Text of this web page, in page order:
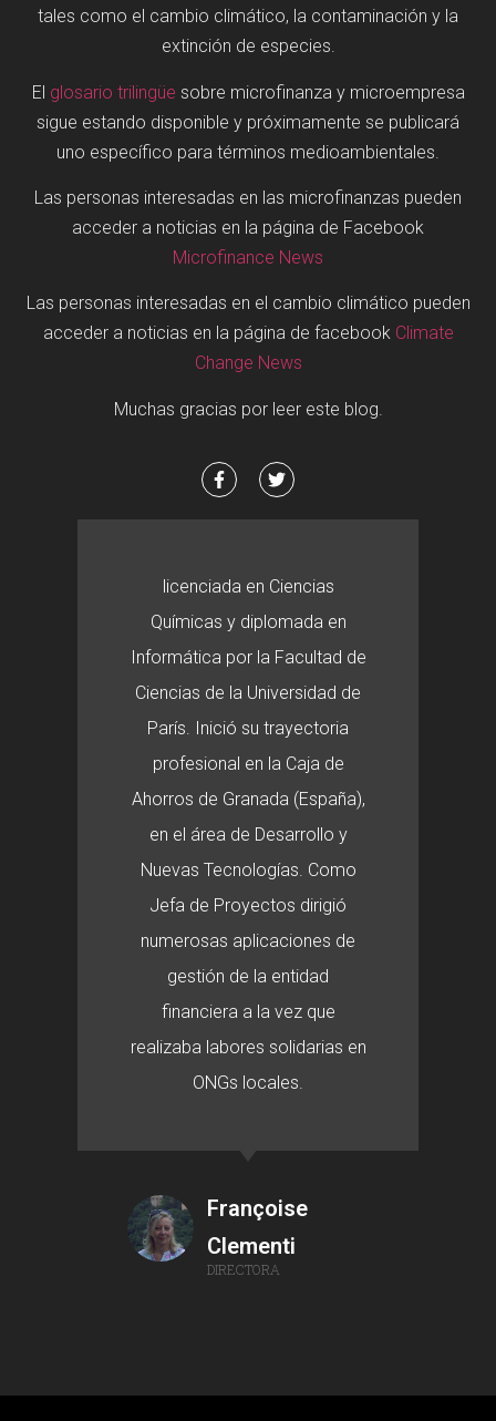
tales como el cambio climático, la contaminación y la
extinción de especies.
El glosario trilingüe sobre microfinanza y microempresa
sigue estando disponible y próximamente se publicará
uno específico para términos medioambientales.
Las personas interesadas en las microfinanzas pueden
acceder a noticias en la página de Facebook
Microfinance News
Las personas interesadas en el cambio climático pueden
acceder a noticias en la página de facebook Climate
Change News
Muchas gracias por leer este blog.
licenciada en Ciencias
Químicas y diplomada en
Informática por la Facultad de
Ciencias de la Universidad de
París. Inició su trayectoria
profesional en la Caja de
Ahorros de Granada (España),
en el área de Desarrollo y
Nuevas Tecnologías. Como
Jefa de Proyectos dirigió
numerosas aplicaciones de
gestión de la entidad
financiera a la vez que
realizaba labores solidarias en
ONGs locales.
Françoise
Clementi
DIRECTORA